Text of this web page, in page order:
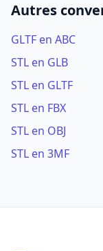
Autres
GLTF en ABC
STL en GLB
STL en GLTF
STL en FBX
STL en OBJ
STL en 3MF